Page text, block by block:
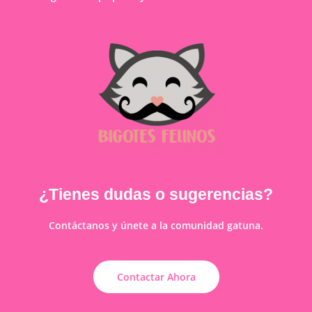
¿Tienes dudas o sugerencias?
Contáctanos y únete a la comunidad gatuna.
Contactar Ahora